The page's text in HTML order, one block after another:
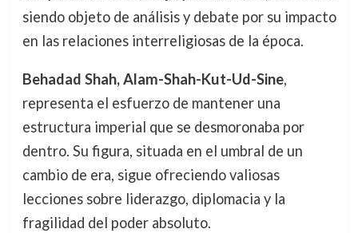
siendo objeto de análisis y debate por su impacto
en las relaciones interreligiosas de la época.
Behadad Shah, Alam-Shah-Kut-Ud-Sine,
representa el esfuerzo de mantener una
estructura imperial que se desmoronaba por
dentro. Su figura, situada en el umbral de un
cambio de era, sigue ofreciendo valiosas
lecciones sobre liderazgo, diplomacia y la
fragilidad del poder absoluto.